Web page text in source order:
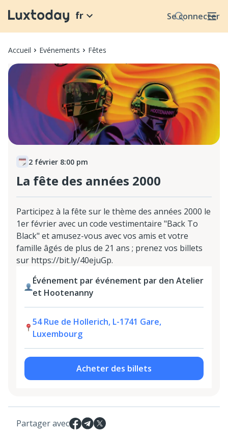
Se connecter
fr
Accueil Evénements Fêtes
2 février 8:00 pm
La fête des années 2000
Participez à la fête sur le thème des années 2000 le
1er février avec un code vestimentaire "Back To
Black" et amusez-vous avec vos amis et votre
famille âgés de plus de 21 ans ; prenez vos billets
sur https://bit.ly/40ejuGp.
Événement par événement par den Atelier
et Hootenanny
54 Rue de Hollerich, L-1741 Gare,
Luxembourg
Acheter des billets
Partager avec